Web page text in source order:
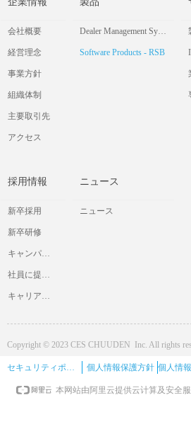
会社概要
経営理念
事業方針
組織体制
主要取引先
アクセス
Dealer Management System
Software Products - RSB
新卒採用
新卒研修
キャンパス交流会
社員に提供したいと考えていること
キャリア採用情報
採用情報
ニュース
ニュース
Copyright © 2023 CES CHUUDEN Inc. All rights
セキュリティポリシー 個人情報保護方針
本网站由阿里云提供云计算及安全